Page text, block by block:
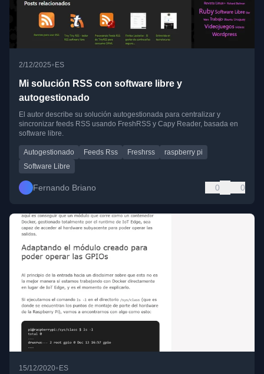
2/12/2025•ES
Mi solución RSS con software libre y
autogestionado
El autor describe su solución autogestionada para centralizar y
sincronizar feeds RSS usando FreshRSS y Capy Reader, basada en
software libre.
Autogestionado Feeds Rss Freshrss
raspberry pi
Software Libre
Fernando Briano 0 0
15/12/2020• ES